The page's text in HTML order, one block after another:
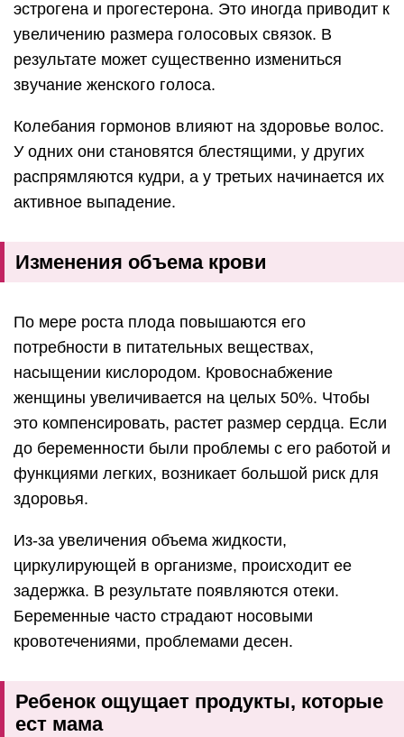
эстрогена и прогестерона. Это иногда приводит к
увеличению размера голосовых связок. В
результате может существенно измениться
звучание женского голоса.
Колебания гормонов влияют на здоровье волос.
У одних они становятся блестящими, у других
распрямляются кудри, а у третьих начинается их
активное выпадение.
Изменения объема крови
По мере роста плода повышаются его
потребности в питательных веществах,
насыщении кислородом. Кровоснабжение
женщины увеличивается на целых 50%. Чтобы
это компенсировать, растет размер сердца. Если
до беременности были проблемы с его работой и
функциями легких, возникает большой риск для
здоровья.
Из-за увеличения объема жидкости,
циркулирующей в организме, происходит ее
задержка. В результате появляются отеки.
Беременные часто страдают носовыми
кровотечениями, проблемами десен.
Ребенок ощущает продукты, которые
ест мама